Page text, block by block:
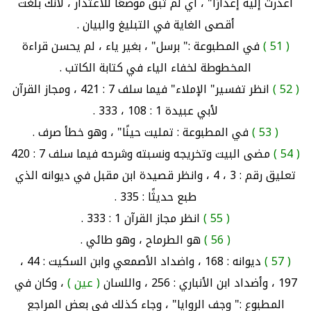
أقصى الغاية في التبليغ والبيان .
( 51 )
في المطبوعة :" برسل" ، بغير ياء ، لم يحسن قراءة
المخطوطة لخفاء الياء في كتابة الكاتب .
( 52 )
انظر تفسير" الإملاء" فيما سلف 7 : 421 ، ومجاز القرآن
لأبي عبيدة 1 : 108 ، 333 .
( 53 )
في المطبوعة : تمليت حينًا" ، وهو خطأ صرف .
( 54 )
مضى البيت وتخريجه ونسبته وشرحه فيما سلف 7 : 420
تعليق رقم : 3 ، 4 ، وانظر قصيدة ابن مقبل في ديوانه الذي
طبع حديثًا : 335 .
( 55 )
انظر مجاز القرآن 1 : 333 .
( 56 )
هو الطرماح ، وهو طائي .
( 57 )
ديوانه : 168 ، واضداد الأصمعي وابن السكيت : 44 ،
197 ، وأضداد ابن الأنباري : 256 ، واللسان
( عين )، وكان في
المطبوع :" وجف الروايا" ، وجاء كذلك في بعض المراجع